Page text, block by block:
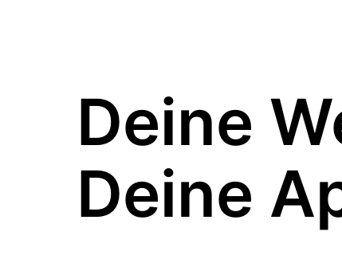
Deine
Deine